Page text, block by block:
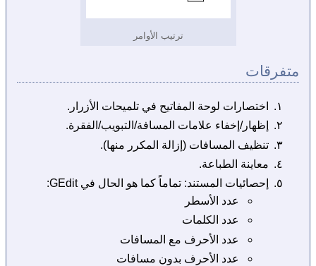
ترتيب الأوامر
متفرقات
اختصارات لوحة المفاتيح في تلميحات الأزرار.
إظهار/إخفاء علامات المسافة/التبويب/الفقرة.
تنظيف المسافات (إزالة المكرر منها).
معاينة الطباعة.
إحصائيات المستند: تماماً كما هو الحال في GEdit:
عدد الأسطر
عدد الكلمات
عدد الأحرف مع المسافات
عدد الأحرف بدون مسافات